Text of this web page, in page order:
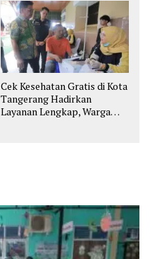
Cek Kesehatan Gratis di Kota
Tangerang Hadirkan
Layanan Lengkap, Warga